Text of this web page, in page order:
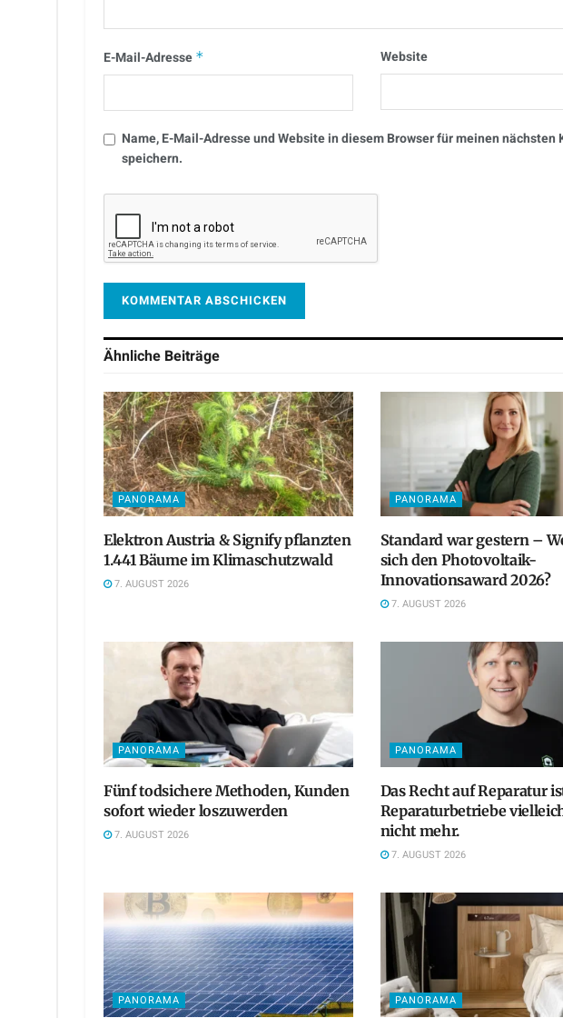
E-Mail-Adresse * Website
Name, E-Mail-Adresse und Website in diesem Browser für meinen nächsten
speichern.
Ähnliche Beiträge
PANORAMA
Elektron Austria & Signify pflanzten
1.441 Bäume im Klimaschutzwald
7. AUGUST 2026
PANORAMA
Standard war gestern –
sich den Photovoltaik-
Innovationsaward 2026?
7. AUGUST 2026
PANORAMA
Fünf todsichere Methoden, Kunden
sofort wieder loszuwerden
7. AUGUST 2026
PANORAMA
Das Recht auf Reparatur
Reparaturbetriebe
nicht mehr.
7. AUGUST 2026
PANORAMA PANORAMA